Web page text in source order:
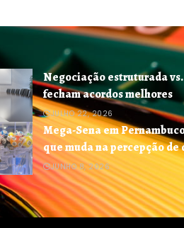
Negociação estruturada
fecham acordos melhores
JULHO 22, 2026
Mega-Sena em
que muda na percepção de
JUNHO 8, 2026